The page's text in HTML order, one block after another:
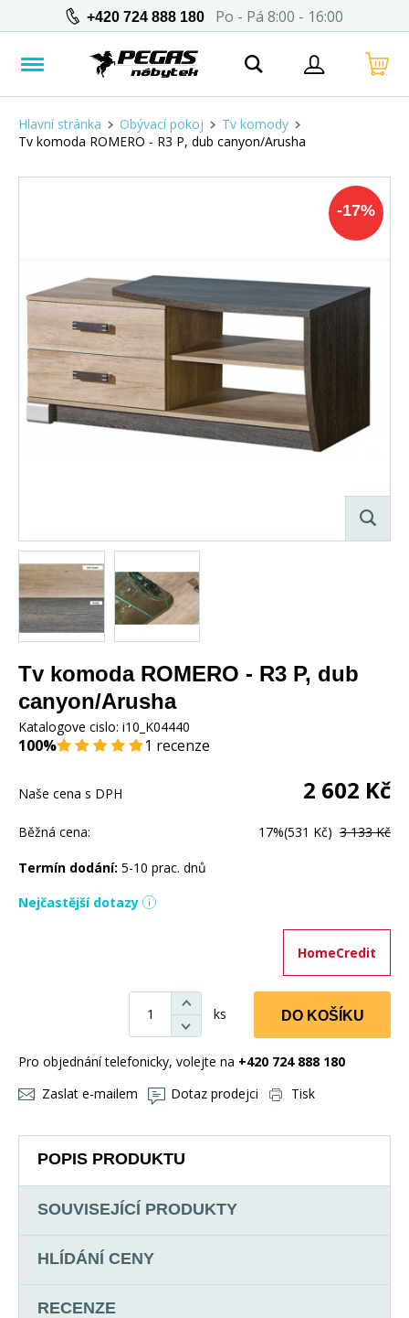
+420 724 888 180 Po - Pá 8:00 - 16:00
Hlavní stránka Obývací pokoj
Tv komody
Tv komoda ROMERO - R3 P, dub canyon/Arusha
-17%
Tv komoda ROMERO - R3 P, dub
canyon/Arusha
Katalogove cislo: i10_K04440
100% 1 recenze
Naše cena s DPH 2 602 Kč
Běžná cena: 17%(531 Kč) 3 133 Kč
Termín dodání: 5-10 prac. dnů
Nejčastější dotazy
HomeCredit
ks DO KOŠÍKU
Pro objednání telefonicky, volejte na +420 724 888 180
Zaslat e-mailem
Dotaz prodejci Tisk
POPIS PRODUKTU
SOUVISEJÍCÍ PRODUKTY
HLÍDÁNÍ CENY
RECENZE